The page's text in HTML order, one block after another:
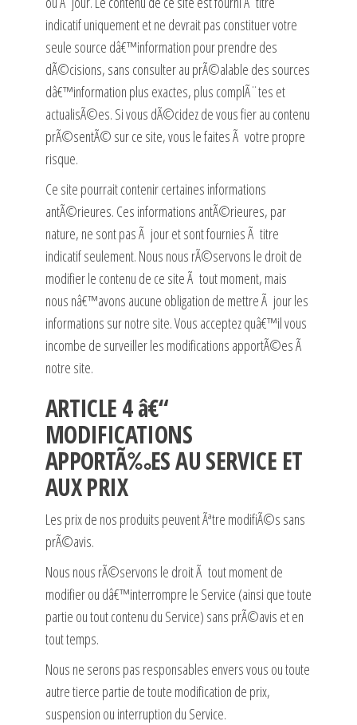
indicatif uniquement et ne devrait pas constituer votre
seule source dâ€™information pour prendre des
dÃ©cisions, sans consulter au prÃ©alable des sources
dâ€™information plus exactes, plus complÃ¨tes et
actualisÃ©es. Si vous dÃ©cidez de vous fier au contenu
prÃ©sentÃ© sur ce site, vous le faites Ã votre propre
risque.
Ce site pourrait contenir certaines informations
antÃ©rieures. Ces informations antÃ©rieures, par
nature, ne sont pas Ã jour et sont fournies Ã titre
indicatif seulement. Nous nous rÃ©servons le droit de
modifier le contenu de ce site Ã tout moment, mais
nous nâ€™avons aucune obligation de mettre Ã jour les
informations sur notre site. Vous acceptez quâ€™il vous
incombe de surveiller les modifications apportÃ©es Ã
notre site.
ARTICLE 4 â€“
MODIFICATIONS
APPORTÃ‰ES AU SERVICE ET
AUX PRIX
Les prix de nos produits peuvent Ãªtre modifiÃ©s sans
prÃ©avis.
Nous nous rÃ©servons le droit Ã tout moment de
modifier ou dâ€™interrompre le Service (ainsi que toute
partie ou tout contenu du Service) sans prÃ©avis et en
tout temps.
Nous ne serons pas responsables envers vous ou toute
autre tierce partie de toute modification de prix,
suspension ou interruption du Service.